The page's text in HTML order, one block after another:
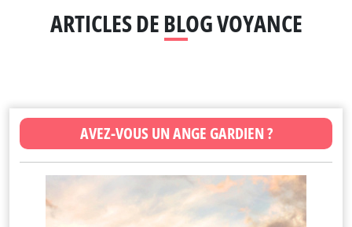
ARTICLES DE BLOG VOYANCE
AVEZ-VOUS UN ANGE GARDIEN ?